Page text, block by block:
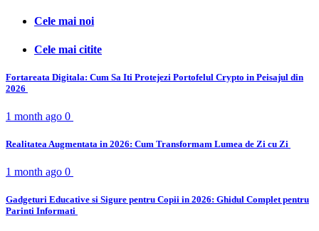
Cele mai noi
Cele mai citite
Fortareata Digitala: Cum Sa Iti Protejezi Portofelul Crypto in Peisajul din
2026
1 month ago 0
Realitatea Augmentata in 2026: Cum Transformam Lumea de Zi cu Zi
1 month ago 0
Gadgeturi Educative si Sigure pentru Copii in 2026: Ghidul Complet pentru
Parinti Informati